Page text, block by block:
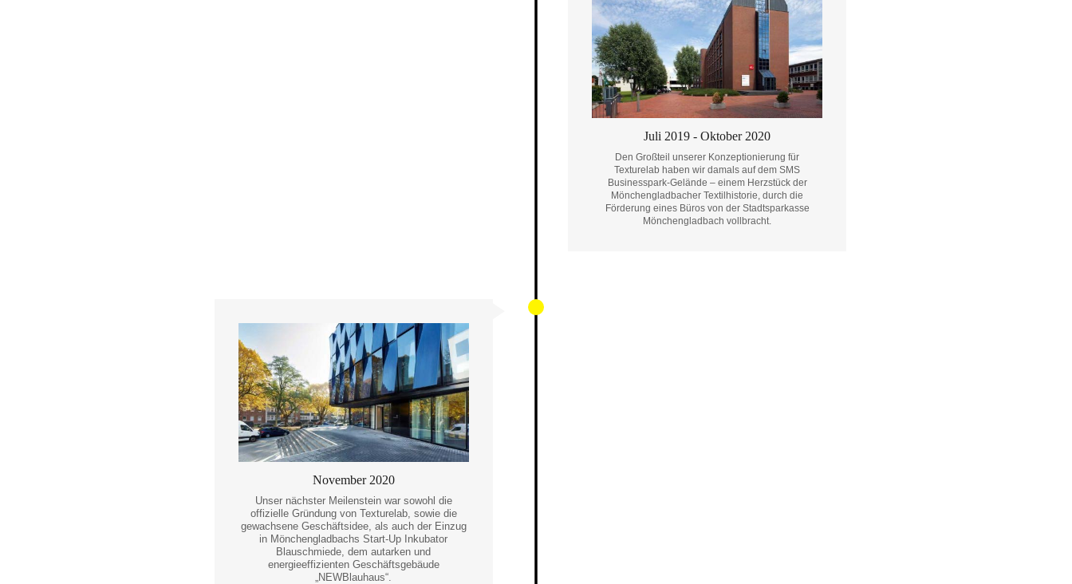
Juli 2019 - Oktober 2020
Den Großteil unserer Konzeptionierung für
Texturelab haben wir damals auf dem SMS
Businesspark-Gelände – einem Herzstück der
Mönchengladbacher Textilhistorie, durch die
Förderung eines Büros von der Stadtsparkasse
Mönchengladbach vollbracht.
November 2020
Unser nächster Meilenstein war sowohl die
offizielle Gründung von Texturelab, sowie die
gewachsene Geschäftsidee, als auch der Einzug
in Mönchengladbachs Start-Up Inkubator
Blauschmiede, dem autarken und
energieeffizienten Geschäftsgebäude
„NEWBlauhaus“.